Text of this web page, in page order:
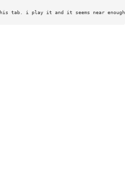
tab. i play it and it seems near